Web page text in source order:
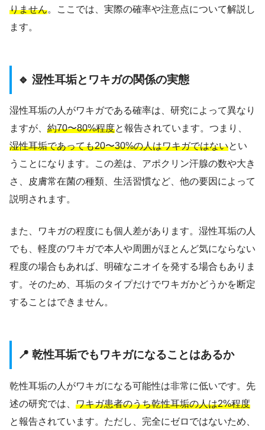
りません。ここでは、実際の確率や注意点について解説し
ます。
🔹 湿性耳垢とワキガの関係の実態
湿性耳垢の人がワキガである確率は、研究によって異なり
ますが、 約70〜80%程度と報告されています。つまり、
湿性耳垢であっても20〜30%の人はワキガではないとい
うことになります。この差は、アポクリン汗腺の数や大き
さ、皮膚常在菌の種類、生活習慣など、他の要因によって
説明されます。
また、ワキガの程度にも個人差があります。湿性耳垢の人
でも、軽度のワキガで本人や周囲がほとんど気にならない
程度の場合もあれば、明確なニオイを発する場合もありま
す。そのため、耳垢のタイプだけでワキガかどうかを断定
することはできません。
📍 乾性耳垢でもワキガになることはあるか
乾性耳垢の人がワキガになる可能性は非常に低いです。先
述の研究では、 ワキガ患者のうち乾性耳垢の人は2%程度
と報告されています。ただし、完全にゼロではないため、